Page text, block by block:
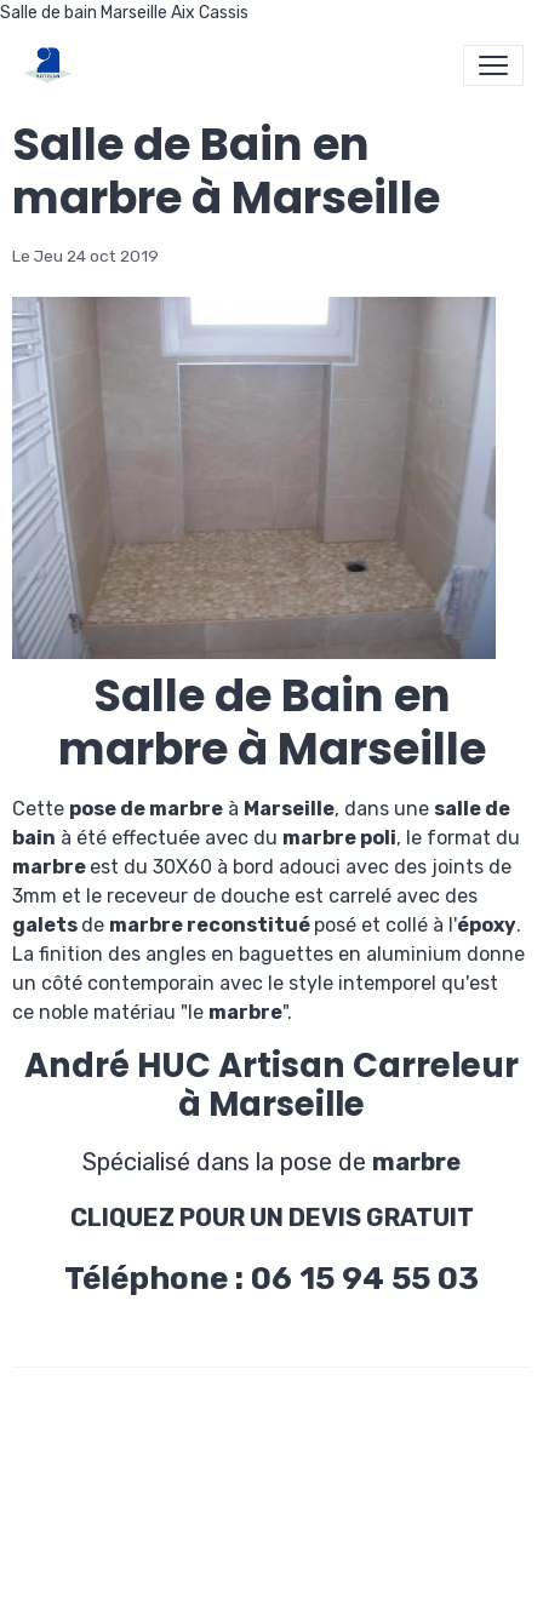
Salle de bain Marseille Aix Cassis
Salle de Bain en
marbre à Marseille
Le Jeu 24 oct 2019
Salle de Bain en
marbre à Marseille
Cette pose de marbre à Marseille, dans une salle de
bain à été effectuée avec du marbre poli, le format du
marbre est du 30X60 à bord adouci avec des joints de
3mm et le receveur de douche est carrelé avec des
galets de marbre reconstitué posé et collé à l'époxy.
La finition des angles en baguettes en aluminium donne
un côté contemporain avec le style intemporel qu'est
ce noble matériau "le marbre".
André HUC Artisan Carreleur
à Marseille
Spécialisé dans la pose de marbre
CLIQUEZ POUR UN DEVIS GRATUIT
Téléphone : 06 15 94 55 03